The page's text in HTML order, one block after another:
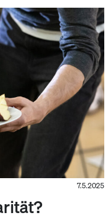
7.5.2025